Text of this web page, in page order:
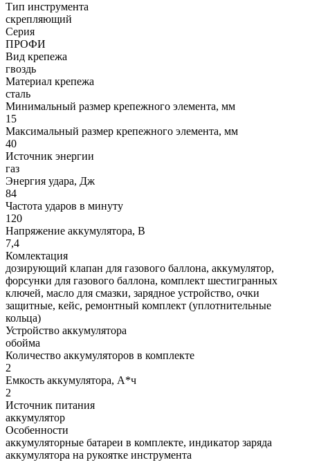
Тип инструмента
скрепляющий
Серия
ПРОФИ
Вид крепежа
гвоздь
Материал крепежа
сталь
Минимальный размер крепежного элемента, мм
15
Максимальный размер крепежного элемента, мм
40
Источник энергии
газ
Энергия удара, Дж
84
Частота ударов в минуту
120
Напряжение аккумулятора, В
7,4
Комлектация
дозирующий клапан для газового баллона, аккумулятор,
форсунки для газового баллона, комплект шестигранных
ключей, масло для смазки, зарядное устройство, очки
защитные, кейс, ремонтный комплект (уплотнительные
кольца)
Устройство аккумулятора
обойма
Количество аккумуляторов в комплекте
2
Емкость аккумулятора, А*ч
2
Источник питания
аккумулятор
Особенности
аккумуляторные батареи в комплекте, индикатор заряда
аккумулятора на рукоятке инструмента